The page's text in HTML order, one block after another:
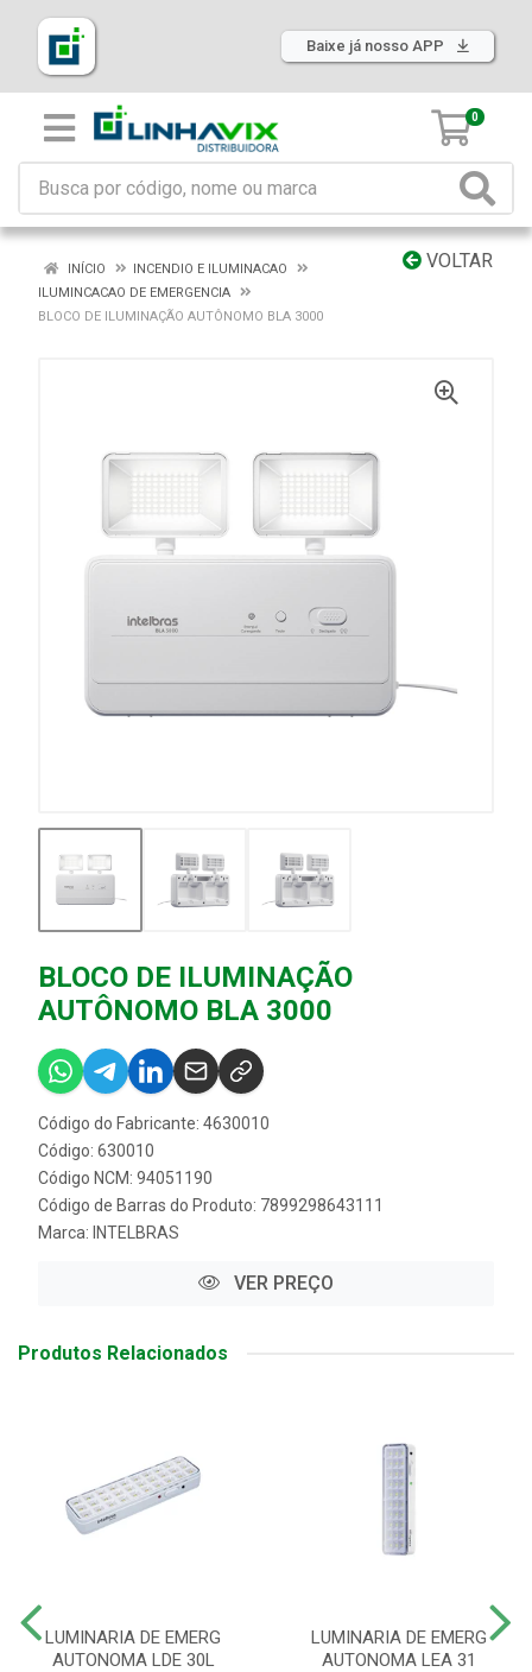
Baixe já nosso APP
0
VOLTAR
INÍCIO
INCENDIO E ILUMINACAO
ILUMINCACAO DE EMERGENCIA
BLOCO DE ILUMINAÇÃO AUTÔNOMO BLA 3000
BLOCO DE ILUMINAÇÃO
AUTÔNOMO BLA 3000
Código do Fabricante: 4630010
Código: 630010
Código NCM: 94051190
Código de Barras do Produto: 7899298643111
Marca: INTELBRAS
VER PREÇO
Produtos Relacionados
LUMINARIA DE EMERG
AUTONOMA LDE 30L
LUMINARIA DE EMERG
AUTONOMA LEA 31